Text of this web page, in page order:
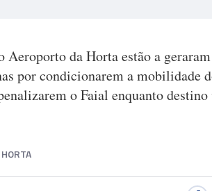
Aeroporto da Horta estão a
por condicionarem a mobilidade
o Faial enquanto